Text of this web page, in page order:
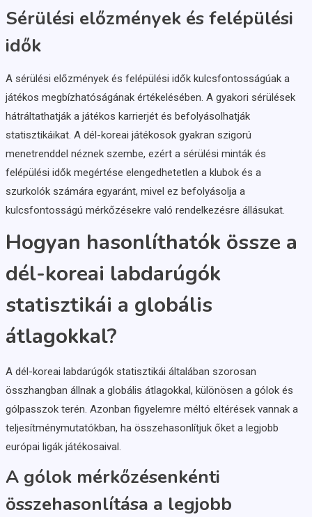
Sérülési előzmények és felépülési
idők
A sérülési előzmények és felépülési idők kulcsfontosságúak a
játékos megbízhatóságának értékelésében. A gyakori sérülések
hátráltathatják a játékos karrierjét és befolyásolhatják
statisztikáikat. A dél-koreai játékosok gyakran szigorú
menetrenddel néznek szembe, ezért a sérülési minták és
felépülési idők megértése elengedhetetlen a klubok és a
szurkolók számára egyaránt, mivel ez befolyásolja a
kulcsfontosságú mérkőzésekre való rendelkezésre állásukat.
Hogyan hasonlíthatók össze a
dél-koreai labdarúgók
statisztikái a globális
átlagokkal?
A dél-koreai labdarúgók statisztikái általában szorosan
összhangban állnak a globális átlagokkal, különösen a gólok és
gólpasszok terén. Azonban figyelemre méltó eltérések vannak a
teljesítménymutatókban, ha összehasonlítjuk őket a legjobb
európai ligák játékosaival.
A gólok mérkőzésenkénti
összehasonlítása a legjobb